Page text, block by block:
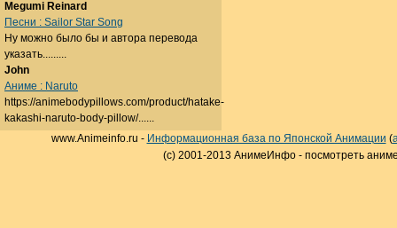
Megumi Reinard
Песни : Sailor Star Song
Ну можно было бы и автора перевода
указать.........
John
Аниме : Naruto
https://animebodypillows.com/product/hatake-
kakashi-naruto-body-pillow/......
www.Animeinfo.ru - Информационная база по Японской Анимации (
(c) 2001-2013 АнимеИнфо - посмотреть